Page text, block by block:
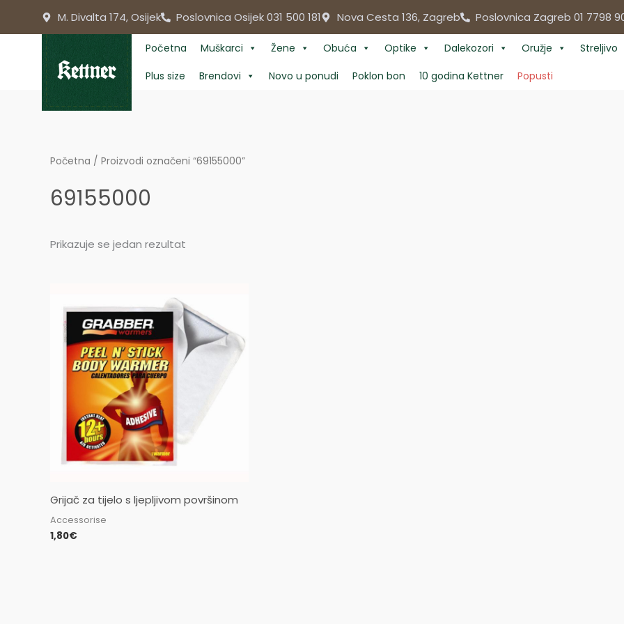
M. Divalta 174, Osijek Poslovnica Osijek 031 500 181 Nova Cesta 136, Zagreb Poslovnica Zagreb 01 7798
Početna Muškarci Žene Obuća Optike Dalekozori Oružje Streljivo
Plus size
Brendovi Novo u ponudi Poklon bon 10 godina Kettner Popusti
Početna / Proizvodi označeni “69155000”
69155000
Prikazuje se jedan rezultat
Grijač za tijelo s ljepljivom površinom
Accessorise
1,80€